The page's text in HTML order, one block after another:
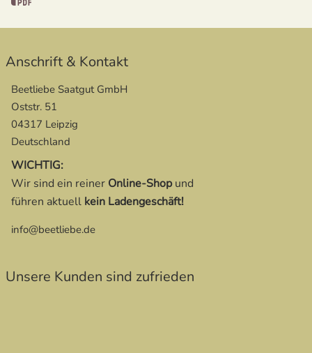
Anschrift & Kontakt
Beetliebe Saatgut GmbH
Oststr. 51
04317 Leipzig
Deutschland
WICHTIG:
Wir sind ein reiner Online-Shopund
führen aktuell kein Ladengeschäft!
info@beetliebe.de
Unsere Kunden sind zufrieden